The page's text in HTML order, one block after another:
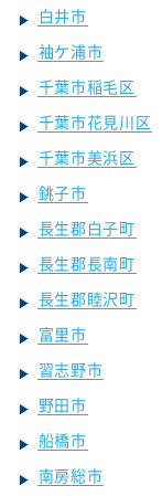
白井市
袖ケ浦市
千葉市稲毛区
千葉市花見川区
千葉市美浜区
銚子市
長生郡白子町
長生郡長南町
長生郡睦沢町
富里市
習志野市
野田市
船橋市
南房総市